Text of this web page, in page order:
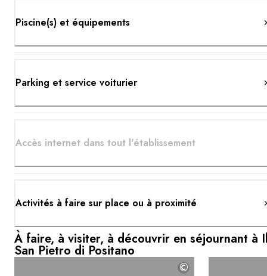
Piscine(s) et équipements
Parking et service voiturier
Accès internet dans tout l'établissement
Activités à faire sur place ou à proximité
À faire, à visiter, à découvrir en séjournant à
San Pietro di Positano
©